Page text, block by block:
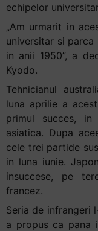
echipelor
„Am urmarit in
universitar si
in anii 1950”, a
Kyodo.
Tehnicianul
luna aprilie a
primul succes,
asiatica. Dupa
cele trei partide
in luna iunie.
insuccese, pe
francez.
Seria de infrangeri
a propus ca pana